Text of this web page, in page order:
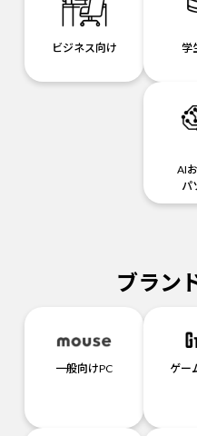
ビジネス向け 学
AI
パ
ブラン
一般向けPC ゲー